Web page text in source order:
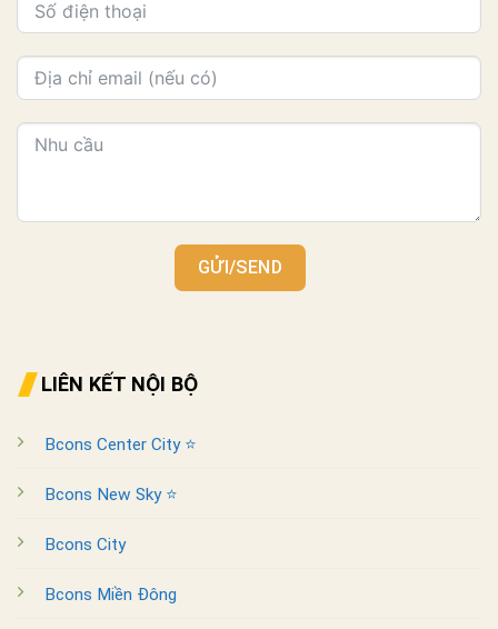
GỬI/SEND
LIÊN KẾT NỘI BỘ
Bcons Center City ⭐
Bcons New Sky ⭐
Bcons City
Bcons Miền Đông